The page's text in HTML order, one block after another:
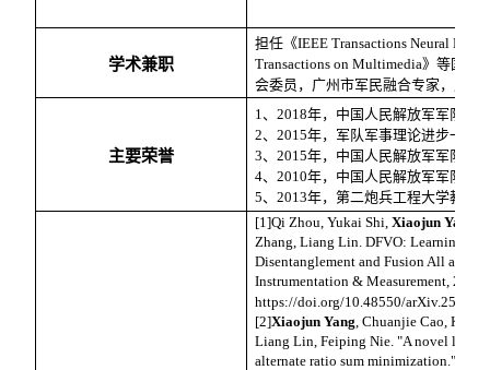
学术兼职
担任《IEEE Transactions Neural
Transactions on Multimedia》等国内
会委员，广州市军民融合专家，广东
主要荣誉
1、2018年，中国人民解放军军队科
2、2015年，军队军事理论进步一等
3、2015年，中国人民解放军军队科
4、2010年，中国人民解放军军队科
5、2013年，第二炮兵工程大学教学
[1]Qi Zhou, Yukai Shi,Xiaojun Yang*
Zhang, Liang Lin. DFVO: Learning
Disentanglement and Fusion All at
Instrumentation & Measurement, 2025,
https://doi.org/10.48550/
[2]Xiaojun Yang , Chuanjie Cao, Keyi
Liang Lin, Feiping Nie. "A novel linear
alternate ratio sum minimization."